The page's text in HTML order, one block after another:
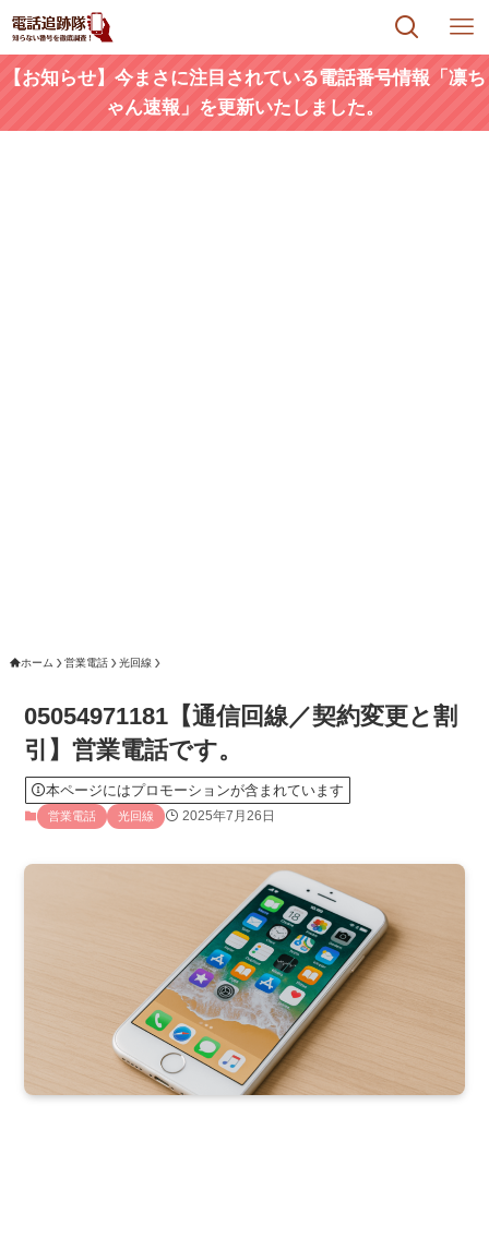
【お知らせ】今まさに注目されている電話番号情報「凛ち
ゃん速報」を更新いたしました。
ホーム 営業電話 光回線
05054971181【通信回線／契約変更と割
引】営業電話です。
本ページにはプロモーションが含まれています
営業電話 光回線 2025年7月26日